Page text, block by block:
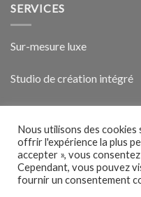
SERVICES
Sur-mesure luxe
Studio de création intégré
Vin-vidéo exclusive
Nous utilisons des
offrir l'expérience la plus
accepter », vous
Cependant, vous pouvez
fournir un consentement